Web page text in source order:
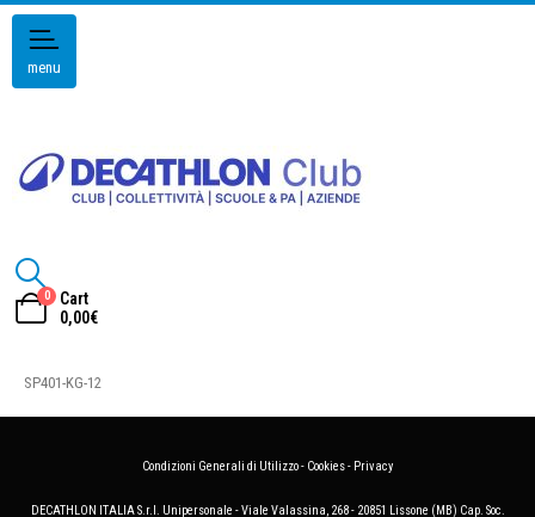
menu
0
Cart
0,00€
SP401-KG-12
Condizioni Generali di Utilizzo- Cookies- Privacy
DECATHLON ITALIA S.r.l. Unipersonale - Viale Valassina, 268 - 20851 Lissone (MB) Cap. Soc.